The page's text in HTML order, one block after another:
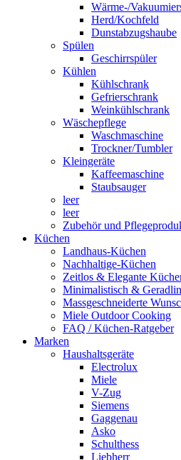
Wärme-/
Herd/Kochfeld
Dunstabzugshaube
Spülen
Geschirrspüler
Kühlen
Kühlschrank
Gefrierschrank
Weinkühlschrank
Wäschepflege
Waschmaschine
Trockner/Tumbler
Kleingeräte
Kaffeemaschine
Staubsauger
leer
leer
Zubehör und
Küchen
Landhaus-Küchen
Nachhaltige-Küchen
Zeitlos & Elegante
Minimalistisch &
Massgeschneiderte
Miele Outdoor Cooking
FAQ / Küchen-Ratgeber
Marken
Haushaltsgeräte
Electrolux
Miele
V-Zug
Siemens
Gaggenau
Asko
Schulthess
Liebherr